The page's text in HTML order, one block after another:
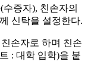
증자), 친손자의
신탁을 설정한다.
손자로 하며 친손
: 대학 입학)을 붙